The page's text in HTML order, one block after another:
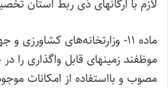
لازم با ارگانهای ذی ربط استان
‌ماده 11- وزارتخانه‌های
موظفند زمینهای قابل واگذاری را
مصوب و با‌استفاده از امکانات